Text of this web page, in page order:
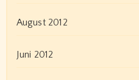
August 2012
Juni 2012